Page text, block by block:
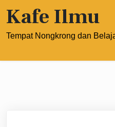
Kafe Ilmu
Tempat Nongkrong dan